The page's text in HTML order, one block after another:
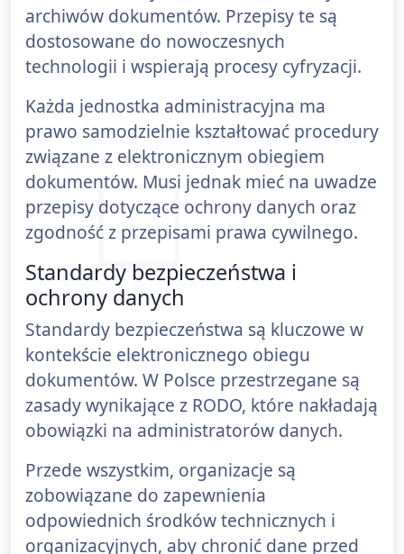
archiwów dokumentów. Przepisy te są
dostosowane do nowoczesnych
technologii i wspierają procesy cyfryzacji.
Każda jednostka administracyjna ma
prawo samodzielnie kształtować procedury
związane z elektronicznym obiegiem
dokumentów. Musi jednak mieć na uwadze
przepisy dotyczące ochrony danych oraz
zgodność z przepisami prawa cywilnego.
Standardy bezpieczeństwa i
ochrony danych
Standardy bezpieczeństwa są kluczowe w
kontekście elektronicznego obiegu
dokumentów. W Polsce przestrzegane są
zasady wynikające z RODO, które nakładają
obowiązki na administratorów danych.
Przede wszystkim, organizacje są
zobowiązane do zapewnienia
odpowiednich środków technicznych i
organizacyjnych, aby chronić dane przed